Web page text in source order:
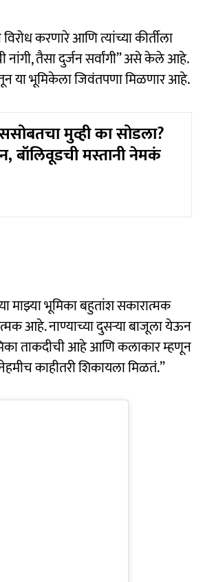
करणारे आणि त्यांच्या कीर्तीला
तैसा दुर्जन सर्वांगी” असे केले आहे.
या भूमिकेला जिवंतपणा मिळणार आहे.
मुव्ही का सोडला?
बॉलिवूडची मस्तानी नेमकं
माझ्या भूमिका बहुतांश सकारात्मक
आहे. नाण्याच्या दुसऱ्या बाजूला येऊन
ताकदीची आहे आणि कलाकार म्हणून
काहीतरी शिकायला मिळतं.”